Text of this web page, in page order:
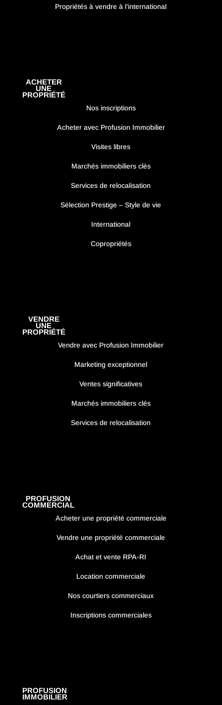
Propriétés à vendre à l’international
ACHETER
UNE
PROPRIÉTÉ
Nos inscriptions
Acheter avec Profusion Immobilier
Visites libres
Marchés immobiliers clés
Services de relocalisation
Sélection Prestige – Style de vie
International
Copropriétés
VENDRE
UNE
PROPRIÉTÉ
Vendre avec Profusion Immobilier
Marketing exceptionnel
Ventes significatives
Marchés immobiliers clés
Services de relocalisation
PROFUSION
COMMERCIAL
Acheter une propriété commerciale
Vendre une propriété commerciale
Achat et vente RPA-RI
Location commerciale
Nos courtiers commerciaux
Inscriptions commerciales
PROFUSION
IMMOBILIER